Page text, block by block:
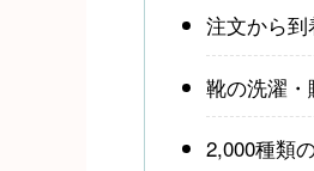
注文から
靴の洗濯
2,000種類